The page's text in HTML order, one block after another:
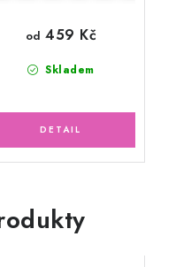
Skladem
od 459 Kč